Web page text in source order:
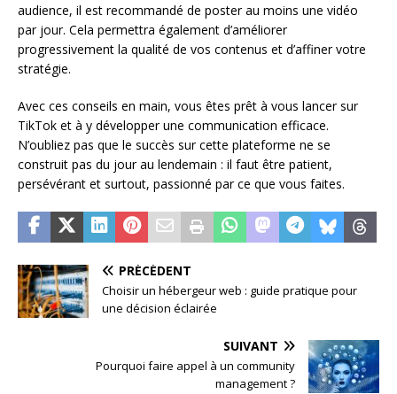
audience, il est recommandé de poster au moins une vidéo
par jour. Cela permettra également d’améliorer
progressivement la qualité de vos contenus et d’affiner votre
stratégie.
Avec ces conseils en main, vous êtes prêt à vous lancer sur
TikTok et à y développer une communication efficace.
N’oubliez pas que le succès sur cette plateforme ne se
construit pas du jour au lendemain : il faut être patient,
persévérant et surtout, passionné par ce que vous faites.
PRÉCÉDENT
Choisir un hébergeur web : guide pratique pour
une décision éclairée
SUIVANT
Pourquoi faire appel à un community
management ?